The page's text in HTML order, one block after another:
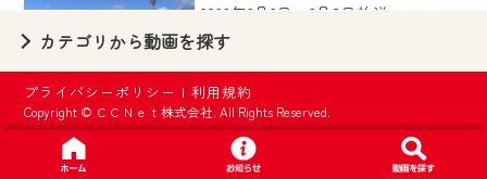
2026年2月2日～2月8日放送
テーマ：名古屋市緑区のトピックス
再生時間：00:02:55
登録日：2026/02/05
【緑区】有松天満社で伝統の左義長
2026年2月2日～2月8日放送
カテゴリから動画を探す
プライバシーポリシー |利用規約
Copyright © ＣＣＮｅｔ株式会社. All Rights Reserved.
要となります。
※MyIDとは、CCNet Web TVを含むCCNetの
各種サービスをご利用頂くためのIDです。
IDはお客様が使っているメールアドレス
で設定できます。